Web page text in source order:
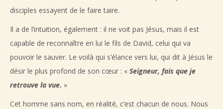
disciples essayent de le faire taire.
Il a de l’intuition, également : il ne voit pas Jésus, mais il est
capable de reconnaître en lui le fils de David, celui qui va
pouvoir le sauver. Le voilà qui s’élance vers lui, qui dit à Jésus le
désir le plus profond de son cœur : « Seigneur, fais que je
retrouve la vue. »
Cet homme sans nom, en réalité, c’est chacun de nous. Nous